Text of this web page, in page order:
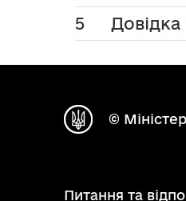
5
©
Питання та